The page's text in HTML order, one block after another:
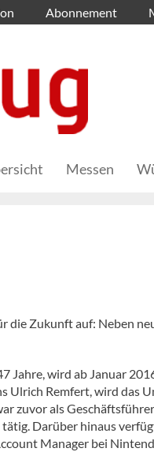
Abonnement
Messen
die Zukunft auf: Neben
Jahre, wird ab Januar
Ulrich Remfert, wird das
zuvor als
Darüber hinaus
Manager bei